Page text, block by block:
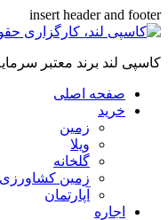
insert header and footer
کاسپی لند برند معتبر سرمایه گذاری املاک (شعبه 1: گیلان،
صفحه اصلی
خرید
زمین
ویلا
گلخانه
زمین کشاورزی
آپارتمان
اجاره